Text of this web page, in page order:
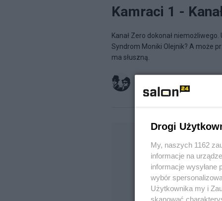
Kamraci 1 -
Kanał Zero dokonał
Syndrom Moniki Olejnik? A może
ma słuszną.
Drogi
My, naszych 1162
informacje na
informacje wysyłane
wybór
Użytkownika my i
skanować